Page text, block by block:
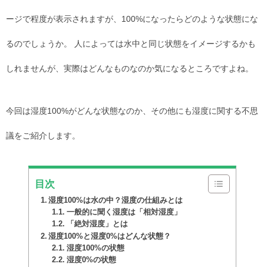
ージで程度が表示されますが、100%になったらどのような状態にな
るのでしょうか。 人によっては水中と同じ状態をイメージするかも
しれませんが、実際はどんなものなのか気になるところですよね。
今回は湿度100%がどんな状態なのか、その他にも湿度に関する不思
議をご紹介します。
目次
湿度100%は水の中？湿度の仕組みとは
一般的に聞く湿度は「相対湿度」
「絶対湿度」とは
湿度100%と湿度0%はどんな状態？
湿度100%の状態
湿度0%の状態